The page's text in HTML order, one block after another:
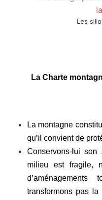
Les
La Charte
La montagne
qu’il convient de
Conservons-lui son
milieu est fragile,
transformons pas la